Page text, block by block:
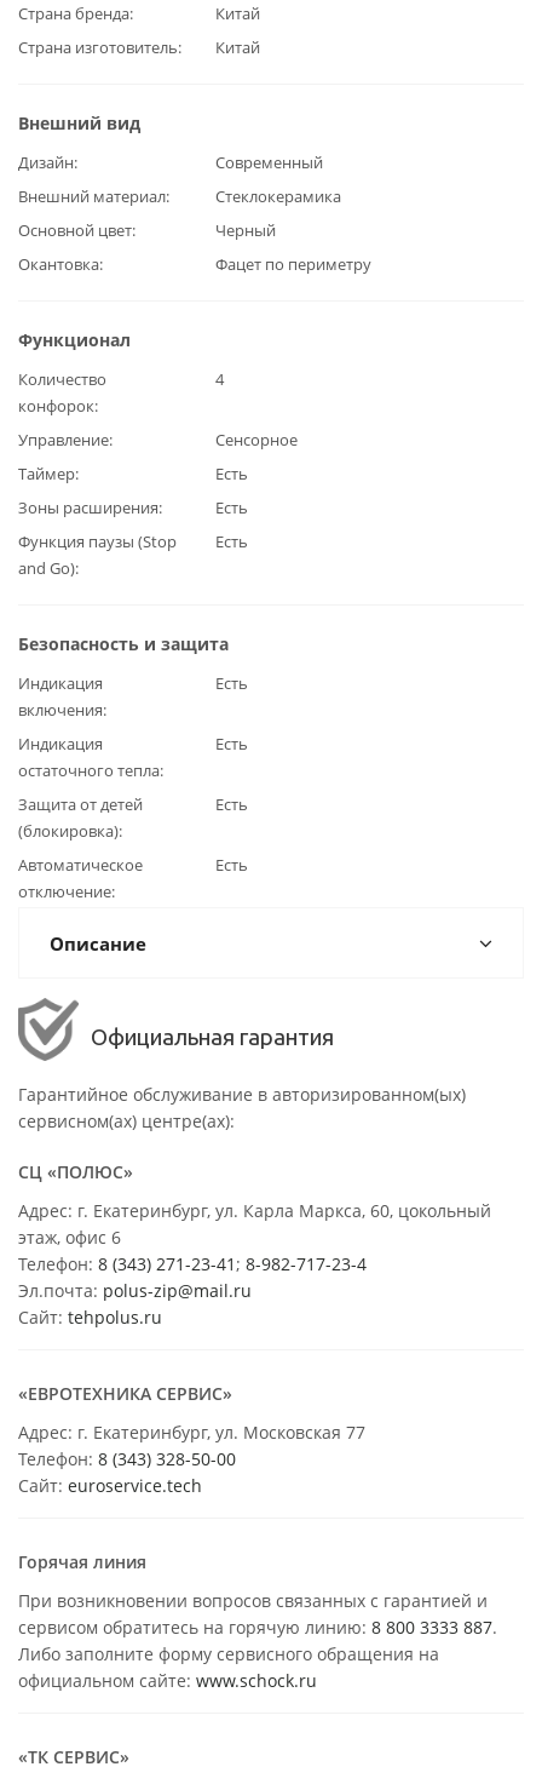
Страна бренда
Китай
Страна изготовитель
Китай
Внешний вид
Дизайн
Современный
Внешний материал
Стеклокерамика
Основной цвет
Черный
Окантовка
Фацет по периметру
Функционал
Количество
конфорок
4
Управление
Сенсорное
Таймер
Есть
Зоны расширения
Есть
Функция паузы (Stop
and Go)
Есть
Безопасность и защита
Индикация
включения
Есть
Индикация
остаточного тепла
Есть
Защита от детей
(блокировка)
Есть
Автоматическое
отключение
Есть
Описание
Официальная гарантия
Гарантийное обслуживание в авторизированном(ых)
сервисном(ах) центре(ах):
СЦ «ПОЛЮС»
Адрес: г. Екатеринбург, ул. Карла Маркса, 60, цокольный
этаж, офис 6
Телефон: 8 (343) 271-23-41; 8-982-717-23-4
Эл.почта: polus-zip@mail.ru
Сайт: tehpolus.ru
«ЕВРОТЕХНИКА СЕРВИС»
Адрес: г. Екатеринбург, ул. Московская 77
Телефон: 8 (343) 328-50-00
Сайт: euroservice.tech
Горячая линия
При возникновении вопросов связанных с гарантией и
сервисом обратитесь на горячую линию: 8 800 3333 887.
Либо заполните форму сервисного обращения на
официальном сайте: www.schock.ru
«ТК СЕРВИС»